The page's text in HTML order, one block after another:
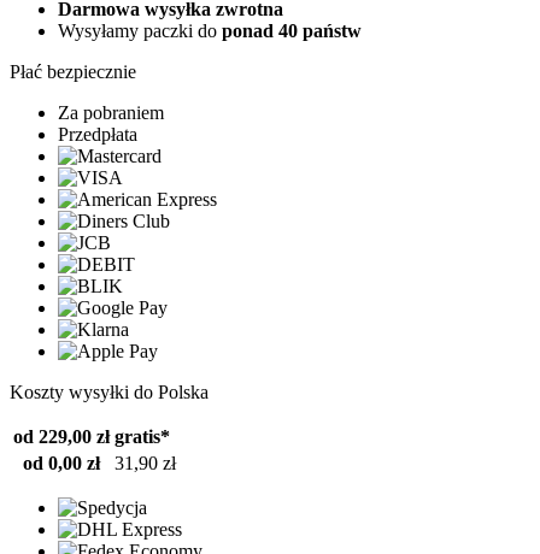
Darmowa wysyłka zwrotna
Wysyłamy paczki do ponad 40 państw
Płać bezpiecznie
Za pobraniem
Przedpłata
Koszty wysyłki do Polska
od 229,00 zł gratis*
od 0,00 zł
31,90 zł